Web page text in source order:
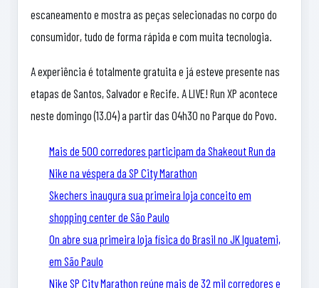
escaneamento e mostra as peças selecionadas no corpo do
consumidor, tudo de forma rápida e com muita tecnologia.
A experiência é totalmente gratuita e já esteve presente nas
etapas de Santos, Salvador e Recife. A LIVE! Run XP acontece
neste domingo (13.04) a partir das 04h30 no Parque do Povo.
Mais de 500 corredores participam da Shakeout Run da
Nike na véspera da SP City Marathon
Skechers inaugura sua primeira loja conceito em
shopping center de São Paulo
On abre sua primeira loja física do Brasil no JK Iguatemi,
em São Paulo
Nike SP City Marathon reúne mais de 32 mil corredores e